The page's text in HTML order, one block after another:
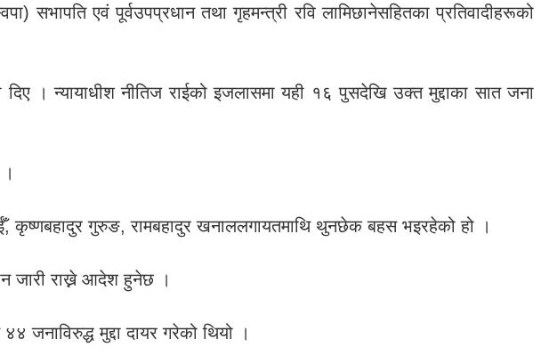
सभापति एवं पूर्वउपप्रधान तथा गृहमन्त्री रवि लामिछानेसहितका प्रतिवादीहरूको
। न्यायाधीश नीतिज राईको इजलासमा यही १६ पुसदेखि उक्त मुद्दाका सात जना
कृष्णबहादुर गुरुङ, रामबहादुर खनाललगायतमाथि थुनछेक बहस भइरहेको हो ।
जारी राख्ने आदेश हुनेछ ।
जनाविरुद्ध मुद्दा दायर गरेको थियो ।